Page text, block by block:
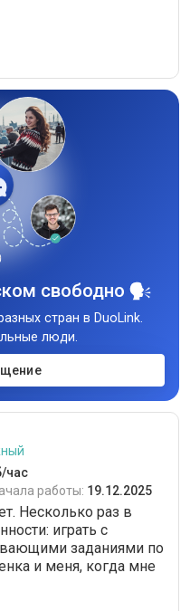
свободно
стран в DuoLink.
люди.
час
работы: 19.12.2025
Несколько раз в
играть с
заданиями по
и меня, когда мне